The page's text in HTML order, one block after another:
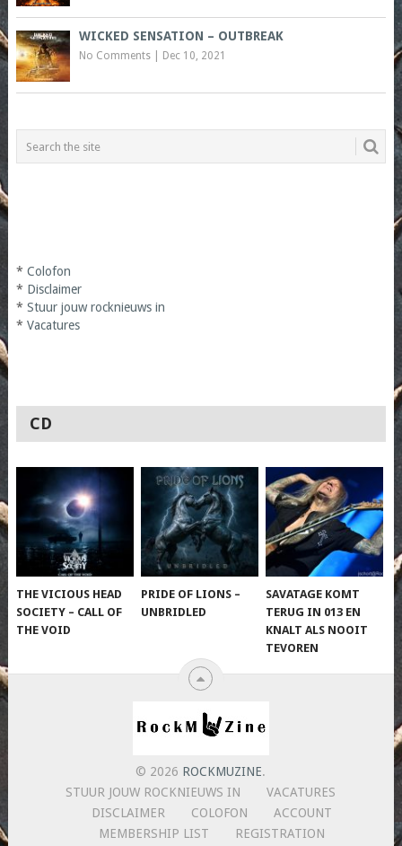
WICKED SENSATION – OUTBREAK
No Comments| Dec 10, 2021
* Colofon
* Disclaimer
* Stuur jouw rocknieuws in
* Vacatures
CD
THE VICIOUS HEAD
SOCIETY – CALL OF
THE VOID
PRIDE OF LIONS –
UNBRIDLED
SAVATAGE KOMT
TERUG IN 013 EN
KNALT ALS NOOIT
TEVOREN
© 2026 ROCKMUZINE.
STUUR JOUW ROCKNIEUWS IN
VACATURES
DISCLAIMER
COLOFON
ACCOUNT
MEMBERSHIP LIST
REGISTRATION